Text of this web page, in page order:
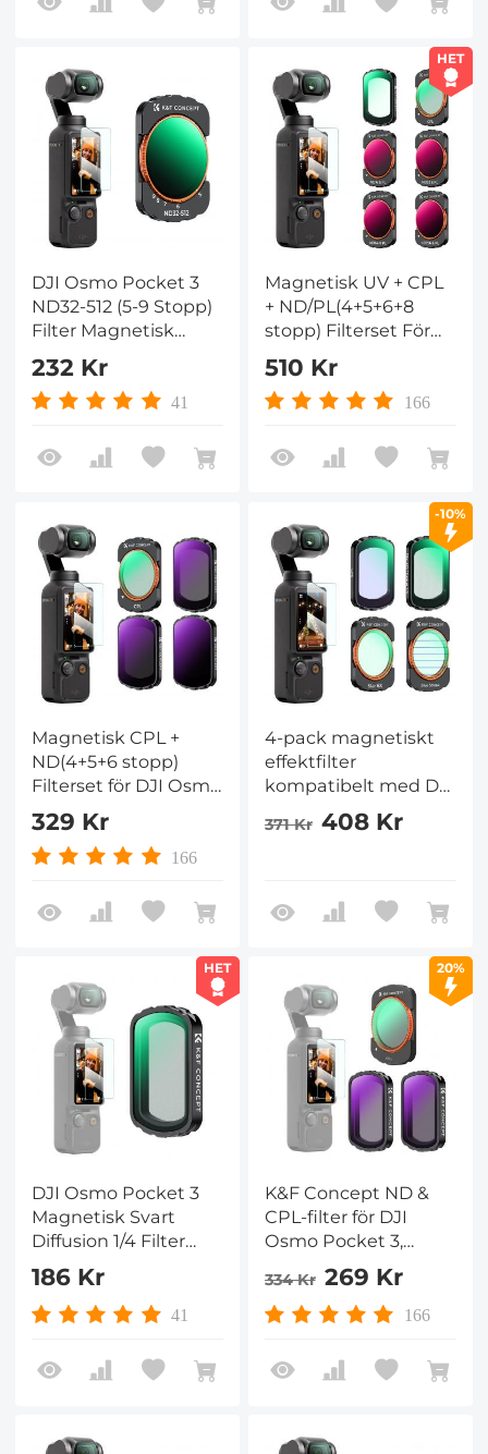
Vlog /
DJI Osmo Pocket 3
ND32-512 (5-9 Stopp)
Filter Magnetisk
Variabelt Neutralt
Täthetfilter 28-skikts
nano-belagt HD
232 Kr
41
HET
Magnetisk UV + CPL
+ ND/PL(4+5+6+8
stopp) Filterset För
DJI Osmo Pocket 3,
Multi-Coated/HD
Optiskt Glas/Gimbal
510 Kr
166
Magnetisk CPL +
ND(4+5+6 stopp)
Filterset för DJI Osmo
Pocket 3, Multi-
Coated/HD Optiskt
glas/Gimbal
329 Kr
166
-10%
4-pack magnetiskt
effektfilter
kompatibelt med DJI
Osmo Pocket 3, svart
diffusion 1/4 + blå
+ stjärnljusfilter,
371 Kr 408 Kr
HET
DJI Osmo Pocket 3
Magnetisk Svart
Diffusion 1/4 Filter
Kreativ Dimma
Kinematisk
Effektfilter för Osmo
Combo
186 Kr
41
20%
K&F Concept ND &
CPL-filter för DJI
Osmo Pocket 3,
Magnetic
CPL+ND4+ND8 3-
pack Kit 28-lagers
optiskt glas
334 Kr 269 Kr
166